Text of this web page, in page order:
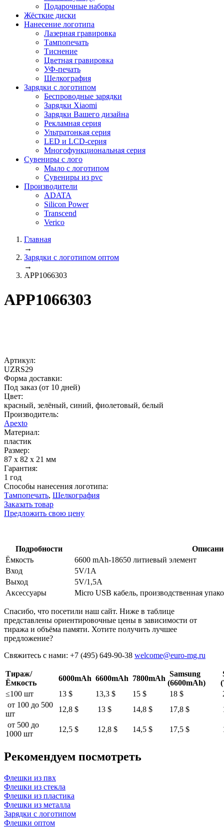
Подарочные наборы
Жёсткие диски
Нанесение логотипа
Лазерная гравировка
Тампопечать
Тиснение
Цветная гравировка
УФ-печать
Шелкография
Зарядки с логотипом
Беспроводные зарядки
Зарядки Xiaomi
Зарядки Вашего дизайна
Рекламная серия
Ультратонкая серия
LED и LCD-серия
Многофункциональная серия
Сувениры с лого
Мыло с логотипом
Сувениры из pvc
Производители
ADATA
Silicon Power
Transcend
Verico
Главная
→
Зарядки с логотипом оптом
→
APP1066303
APP1066303
Артикул:
UZRS29
Форма доставки:
Под заказ (от 10 дней)
Цвет:
красный, зелёный, синий, фиолетовый, белый
Производитель:
Apexto
Материал:
пластик
Размер:
87 x 82 x 21 мм
Гарантия:
1 год
Способы нанесения логотипа:
Тампопечать, Шелкография
Заказать товар
Предложить свою цену
Подробности
Ёмкость
6600 mAh-18650 литиевый элемент
Вход
5V/1A
Выход
5V/1,5A
Аксессуары
Micro USB кабель, производственная
Спасибо, что посетили наш сайт. Ниже в таблице
представлены ориентировочные цены в зависимости от
тиража и объёма памяти. Хотите получить лучшее
предложение?
Свяжитесь с нами: +7 (495) 649-90-38 welcome@euro-mg.ru
Тираж/
Ёмкость
6000mAh 6600mAh 7800mAh
Samsung
(6600mAh)
≤100 шт
13 $ 13,3 $ 15 $ 18 $
от 100 до 500
шт
12,8 $ 13 $ 14,8 $ 17,8 $
от 500 до
1000 шт
12,5 $ 12,8 $ 14,5 $ 17,5 $
Рекомендуем посмотреть
Флешки из пвх
Флешки из стекла
Флешки из пластика
Флешки из металла
Зарядки с логотипом
Флешки оптом